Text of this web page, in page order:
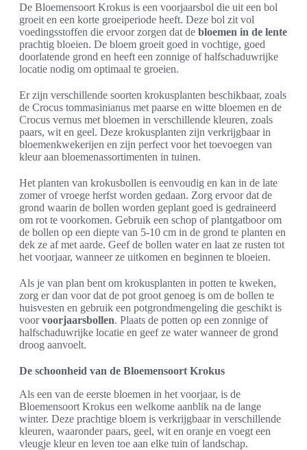
De Bloemensoort Krokus is een voorjaarsbol die uit een bol
groeit en een korte groeiperiode heeft. Deze bol zit vol
voedingsstoffen die ervoor zorgen dat de bloemen in de lente
prachtig bloeien. De bloem groeit goed in vochtige, goed
doorlatende grond en heeft een zonnige of halfschaduwrijke
locatie nodig om optimaal te groeien.
Er zijn verschillende soorten krokusplanten beschikbaar, zoals
de Crocus tommasinianus met paarse en witte bloemen en de
Crocus vernus met bloemen in verschillende kleuren, zoals
paars, wit en geel. Deze krokusplanten zijn verkrijgbaar in
bloemenkwekerijen en zijn perfect voor het toevoegen van
kleur aan bloemenassortimenten in tuinen.
Het planten van krokusbollen is eenvoudig en kan in de late
zomer of vroege herfst worden gedaan. Zorg ervoor dat de
grond waarin de bollen worden geplant goed is gedraineerd
om rot te voorkomen. Gebruik een schop of plantgatboor om
de bollen op een diepte van 5-10 cm in de grond te planten en
dek ze af met aarde. Geef de bollen water en laat ze rusten tot
het voorjaar, wanneer ze uitkomen en beginnen te bloeien.
Als je van plan bent om krokusplanten in potten te kweken,
zorg er dan voor dat de pot groot genoeg is om de bollen te
huisvesten en gebruik een potgrondmengeling die geschikt is
voorvoorjaarsbollen. Plaats de potten op een zonnige of
halfschaduwrijke locatie en geef ze water wanneer de grond
droog aanvoelt.
De schoonheid van de Bloemensoort Krokus
Als een van de eerste bloemen in het voorjaar, is de
Bloemensoort Krokus een welkome aanblik na de lange
winter. Deze prachtige bloem is verkrijgbaar in verschillende
kleuren, waaronder paars, geel, wit en oranje en voegt een
vleugje kleur en leven toe aan elke tuin of landschap.